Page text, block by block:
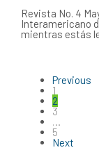
Revista No. 4
Interamericano
mientras estás
Previous
1
2
3
…
5
Next